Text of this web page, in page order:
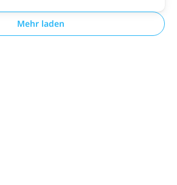
Mehr laden